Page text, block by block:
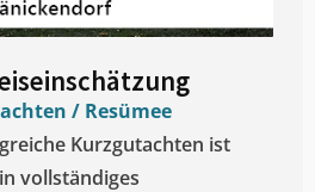
/ Resümee
Kurzgutachten ist
vollständiges